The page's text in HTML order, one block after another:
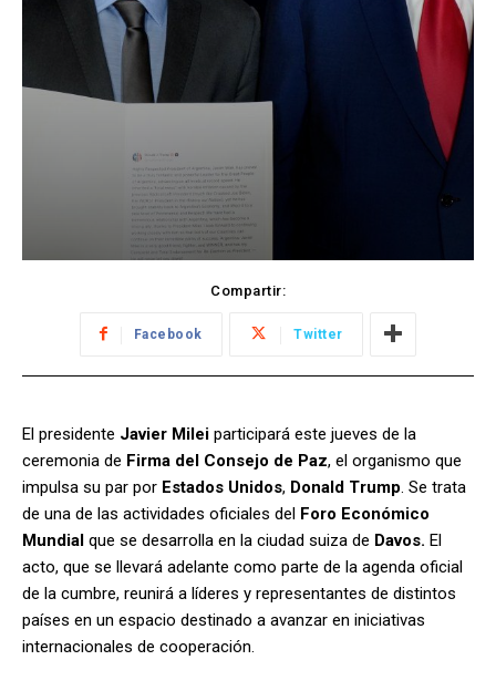
Compartir:
Facebook Twitter
El presidente Javier Milei participará este jueves de la
ceremonia de Firma del Consejo de Paz, el organismo que
impulsa su par por Estados Unidos, Donald Trump. Se trata
de una de las actividades oficiales del Foro Económico
Mundial que se desarrolla en la ciudad suiza de Davos. El
acto, que se llevará adelante como parte de la agenda oficial
de la cumbre, reunirá a líderes y representantes de distintos
países en un espacio destinado a avanzar en iniciativas
internacionales de cooperación.